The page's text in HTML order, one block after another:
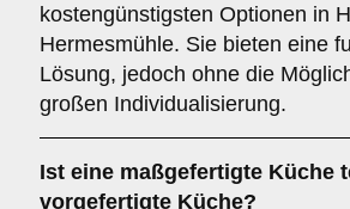
kostengünstigsten Optionen in
Hermesmühle. Sie bieten eine
Lösung, jedoch ohne die
großen Individualisierung.
Ist eine maßgefertigte Küche
vorgefertigte Küche?